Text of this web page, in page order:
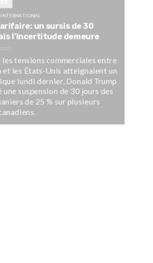
un sursis de 30
l’incertitude demeure
les tensions commerciales entre
et les États-Unis atteignaient un
lundi dernier, Donald Trump
une suspension de 30 jours des
de 25 % sur plusieurs